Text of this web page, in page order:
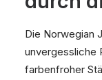
Die Norwegian
unvergessliche
farbenfroher